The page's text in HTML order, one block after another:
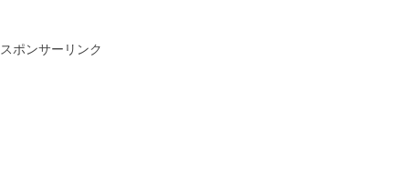
スポンサーリンク